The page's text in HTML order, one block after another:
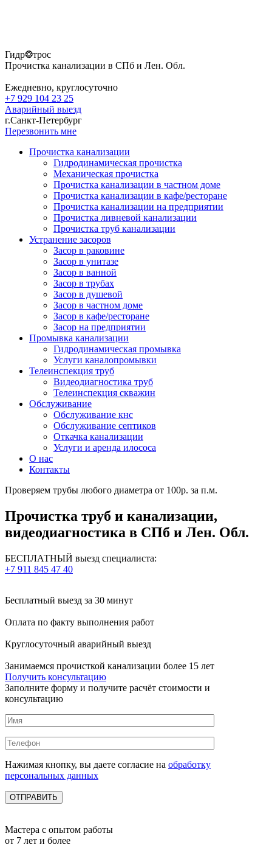
Гидр❂трос
Прочистка канализации в СПб и Лен. Обл.
Ежедневно, круглосуточно
+7 929 104 23 25
Аварийный выезд
г.Санкт-Петербург
Перезвонить мне
Прочистка канализации
Гидродинамическая прочистка
Механическая прочистка
Прочистка канализации в частном доме
Прочистка канализации в кафе/ресторане
Прочистка канализации на предприятии
Прочистка ливневой канализации
Прочистка труб канализации
Устранение засоров
Засор в раковине
Засор в унитазе
Засор в ванной
Засор в трубах
Засор в душевой
Засор в частном доме
Засор в кафе/ресторане
Засор на предприятии
Промывка канализации
Гидродинамическая промывка
Услуги каналопромывки
Телеинспекция труб
Видеодиагностика труб
Телеинспекция скважин
Обслуживание
Обслуживание кнс
Обслуживание септиков
Откачка канализации
Услуги и аренда илососа
О нас
Контакты
Проверяем трубы любого диаметра от 100р. за п.м.
Прочистка труб и канализации,
видеодиагностика в СПб и Лен. Обл.
БЕСПЛАТНЫЙ выезд специалиста:
+7 911 845 47 40
Бесплатный выезд за 30 минут
Оплата по факту выполнения работ
Круглосуточный аварийный выезд
Занимаемся прочисткой канализации более 15 лет
Получить консультацию
Заполните форму и получите расчёт стоимости и
консультацию
Нажимая кнопку, вы даете согласие на обработку
персональных данных
Мастера с опытом работы
от 7 лет и более